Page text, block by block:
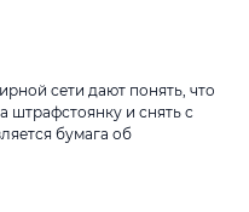
сети дают понять, что
штрафстоянку и снять с
бумага об